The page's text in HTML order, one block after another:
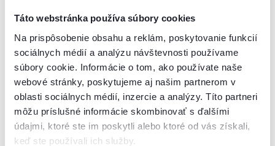
Táto webstránka používa súbory cookies
Na prispôsobenie obsahu a reklám, poskytovanie funkcií
sociálnych médií a analýzu návštevnosti používame
súbory cookie. Informácie o tom, ako používate naše
webové stránky, poskytujeme aj našim partnerom v
oblasti sociálnych médií, inzercie a analýzy. Títo partneri
môžu príslušné informácie skombinovať s ďalšími
údajmi, ktoré ste im poskytli alebo ktoré od vás získali,
keď ste používali ich služby.
Základné parametre
Rozmery a špecifikácie
Informácie o balení
Montážny návod